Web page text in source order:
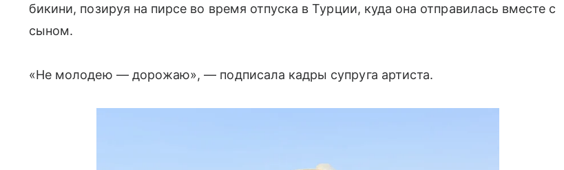
бикини, позируя на пирсе во время отпуска в Турции, куда она отправилась вместе с
сыном.
«Не молодею — дорожаю», — подписала кадры супруга артиста.